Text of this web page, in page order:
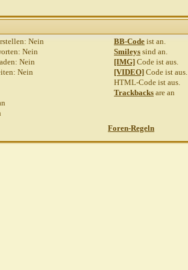
Nein
Nein
Nein
Nein
BB-Code istan.
Smileys sindan.
[IMG] Code istaus.
[VIDEO] Code istaus.
HTML-Code istaus.
Trackbacks arean
Foren-Regeln